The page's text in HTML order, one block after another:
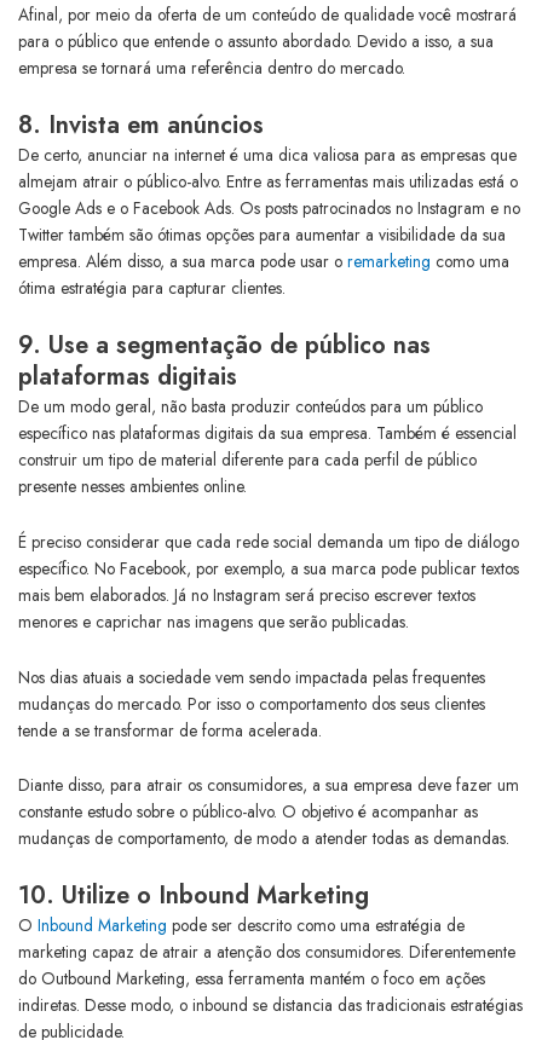
Afinal, por meio da oferta de um conteúdo de qualidade você mostrará
para o público que entende o assunto abordado. Devido a isso, a sua
empresa se tornará uma referência dentro do mercado.
8. Invista em anúncios
De certo, anunciar na internet é uma dica valiosa para as empresas que
almejam atrair o público-alvo. Entre as ferramentas mais utilizadas está o
Google Ads e o Facebook Ads. Os posts patrocinados no Instagram e no
Twitter também são ótimas opções para aumentar a visibilidade da sua
empresa. Além disso, a sua marca pode usar o remarketing como uma
ótima estratégia para capturar clientes.
9. Use a segmentação de público nas
plataformas digitais
De um modo geral, não basta produzir conteúdos para um público
específico nas plataformas digitais da sua empresa. Também é essencial
construir um tipo de material diferente para cada perfil de público
presente nesses ambientes online.
É preciso considerar que cada rede social demanda um tipo de diálogo
específico. No Facebook, por exemplo, a sua marca pode publicar textos
mais bem elaborados. Já no Instagram será preciso escrever textos
menores e caprichar nas imagens que serão publicadas.
Nos dias atuais a sociedade vem sendo impactada pelas frequentes
mudanças do mercado. Por isso o comportamento dos seus clientes
tende a se transformar de forma acelerada.
Diante disso, para atrair os consumidores, a sua empresa deve fazer um
constante estudo sobre o público-alvo. O objetivo é acompanhar as
mudanças de comportamento, de modo a atender todas as demandas.
10. Utilize o Inbound Marketing
O Inbound Marketing pode ser descrito como uma estratégia de
marketing capaz de atrair a atenção dos consumidores. Diferentemente
do Outbound Marketing, essa ferramenta mantém o foco em ações
indiretas. Desse modo, o inbound se distancia das tradicionais estratégias
de publicidade.